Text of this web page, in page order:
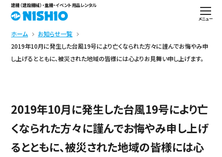
建機（建設機械）・重機・イベント用品レンタル
メニュー
ホーム
お知らせ一覧
2019年10月に発生した台風19号により亡くなられた方々に謹んでお悔やみ申
し上げるとともに、被災された地域の皆様には心よりお見舞い申し上げます。
2019年10月に発生した台風19号により亡
くなられた方々に謹んでお悔やみ申し上げ
るとともに、被災された地域の皆様には心